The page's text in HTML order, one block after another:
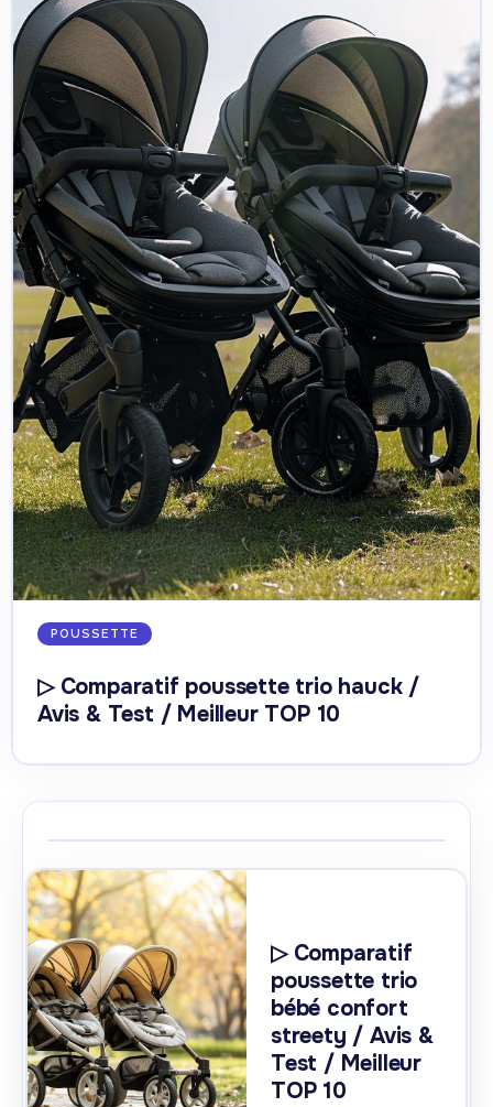
POUSSETTE
▷ Comparatif poussette trio hauck /
Avis & Test / Meilleur TOP 10
▷ Comparatif
poussette trio
bébé confort
streety / Avis &
Test / Meilleur
TOP 10